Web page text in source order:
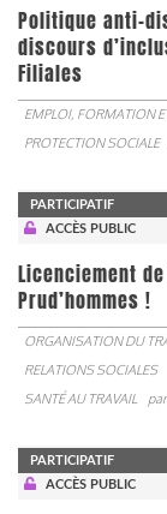
Politique anti-
discours
Filiales
EMPLOI, FORMATION
PROTECTION SOCIALE
PARTICIPATIF
ACCÈS PUBLIC
Licenciement
Prud’hommes !
ORGANISATION DU
RELATIONS SOCIALES
SANTÉ AU TRAVAIL
PARTICIPATIF
ACCÈS PUBLIC